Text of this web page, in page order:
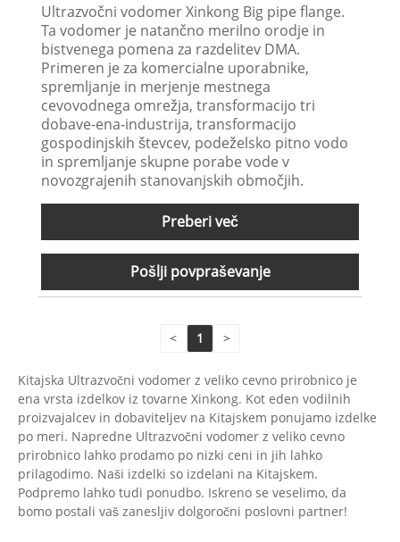
Ultrazvočni vodomer Xinkong Big pipe flange.
Ta vodomer je natančno merilno orodje in
bistvenega pomena za razdelitev DMA.
Primeren je za komercialne uporabnike,
spremljanje in merjenje mestnega
cevovodnega omrežja, transformacijo tri
dobave-ena-industrija, transformacijo
gospodinjskih števcev, podeželsko pitno vodo
in spremljanje skupne porabe vode v
novozgrajenih stanovanjskih območjih.
Preberi več
Pošlji povpraševanje
< 1 >
Kitajska Ultrazvočni vodomer z veliko cevno prirobnico je
ena vrsta izdelkov iz tovarne Xinkong. Kot eden vodilnih
proizvajalcev in dobaviteljev na Kitajskem ponujamo izdelke
po meri. Napredne Ultrazvočni vodomer z veliko cevno
prirobnico lahko prodamo po nizki ceni in jih lahko
prilagodimo. Naši izdelki so izdelani na Kitajskem.
Podpremo lahko tudi ponudbo. Iskreno se veselimo, da
bomo postali vaš zanesljiv dolgoročni poslovni partner!